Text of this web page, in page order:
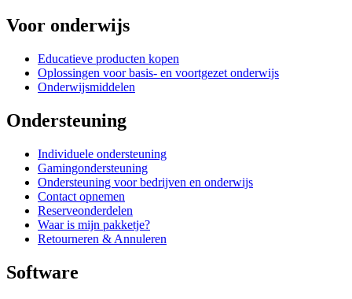
Voor onderwijs
Educatieve producten kopen
Oplossingen voor basis- en voortgezet onderwijs
Onderwijsmiddelen
Ondersteuning
Individuele ondersteuning
Gamingondersteuning
Ondersteuning voor bedrijven en onderwijs
Contact opnemen
Reserveonderdelen
Waar is mijn pakketje?
Retourneren & Annuleren
Software